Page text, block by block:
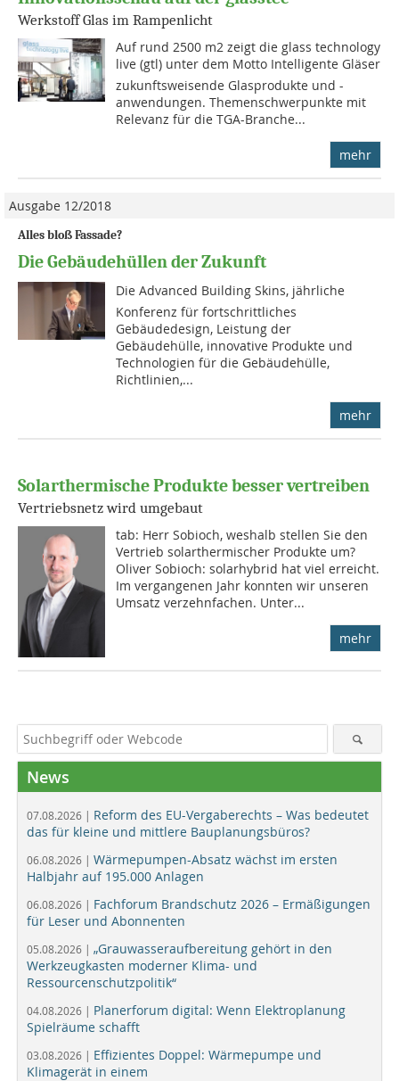
Werkstoff Glas im Rampenlicht
Auf rund 2500 m2 zeigt die glass technology
live (gtl) unter dem Motto Intelligente Gläser
zukunftsweisende Glasprodukte und -
anwendungen. Themenschwerpunkte mit
Relevanz für die TGA-Branche...
mehr
Ausgabe 12/2018
Alles bloß Fassade?
Die Gebäudehüllen der Zukunft
Die Advanced Building Skins, jährliche
Konferenz für fortschrittliches
Gebäudedesign, Leistung der
Gebäudehülle, innovative Produkte und
Technologien für die Gebäudehülle,
Richtlinien,...
mehr
Solarthermische Produkte besser vertreiben
Vertriebsnetz wird umgebaut
tab: Herr Sobioch, weshalb stellen Sie den
Vertrieb solarthermischer Produkte um?
Oliver Sobioch: solarhybrid hat viel erreicht.
Im vergangenen Jahr konnten wir unseren
Umsatz verzehnfachen. Unter...
mehr
News
07.08.2026 | Reform des EU-Vergaberechts – Was bedeutet
das für kleine und mittlere Bauplanungsbüros?
06.08.2026 | Wärmepumpen-Absatz wächst im ersten
Halbjahr auf 195.000 Anlagen
06.08.2026 | Fachforum Brandschutz 2026 – Ermäßigungen
für Leser und Abonnenten
05.08.2026 | „Grauwasseraufbereitung gehört in den
Werkzeugkasten moderner Klima- und
Ressourcenschutzpolitik“
04.08.2026 | Planerforum digital: Wenn Elektroplanung
Spielräume schafft
03.08.2026 | Effizientes Doppel: Wärmepumpe und
Klimagerät in einem